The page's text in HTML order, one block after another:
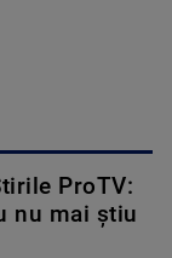
ProTV:
nu mai știu